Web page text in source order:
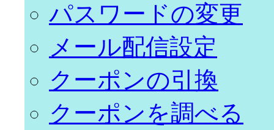
パスワードの変更
メール配信設定
クーポンの引換
クーポンを調べる